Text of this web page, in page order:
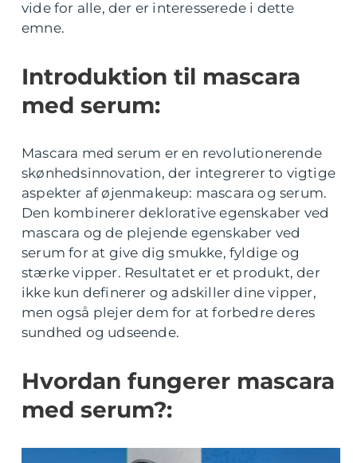
vide for alle, der er interesserede i dette
emne.
Introduktion til mascara
med serum:
Mascara med serum er en revolutionerende
skønhedsinnovation, der integrerer to vigtige
aspekter af øjenmakeup: mascara og serum.
Den kombinerer deklorative egenskaber ved
mascara og de plejende egenskaber ved
serum for at give dig smukke, fyldige og
stærke vipper. Resultatet er et produkt, der
ikke kun definerer og adskiller dine vipper,
men også plejer dem for at forbedre deres
sundhed og udseende.
Hvordan fungerer mascara
med serum?: